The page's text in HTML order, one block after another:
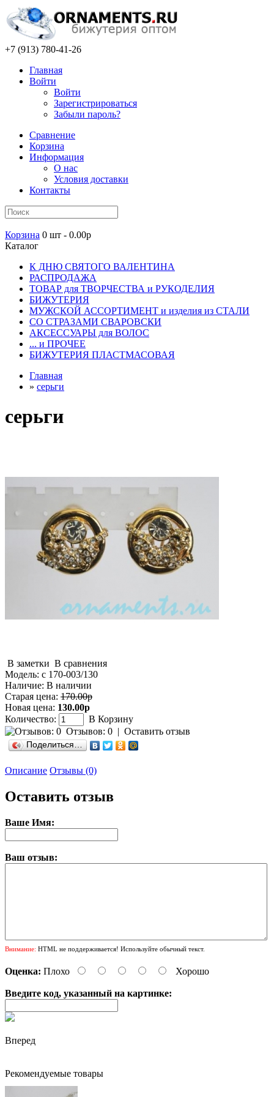
+7 (913) 780-41-26
Главная
Войти
Войти
Зарегистрироваться
Забыли пароль?
Сравнение
Корзина
Информация
О нас
Условия доставки
Контакты
Корзина 0 шт - 0.00р
Каталог
К ДНЮ СВЯТОГО ВАЛЕНТИНА
РАСПРОДАЖА
ТОВАР для ТВОРЧЕСТВА и РУКОДЕЛИЯ
БИЖУТЕРИЯ
МУЖСКОЙ АССОРТИМЕНТ и изделия из СТАЛИ
СО СТРАЗАМИ СВАРОВСКИ
АКСЕССУАРЫ для ВОЛОС
... и ПРОЧЕЕ
БИЖУТЕРИЯ ПЛАСТМАСОВАЯ
Главная
» серьги
серьги
В заметки В сравнения
Модель: с 170-003/130
Наличие: В наличии
Старая цена: 170.00р
Новая цена: 130.00р
Количество:
В Корзину
Отзывов: 0 | Оставить отзыв
Поделиться…
Описание Отзывы (0)
Оставить отзыв
Ваше Имя:
Ваш отзыв:
Внимание: HTML не поддерживается! Используйте обычный текст.
Оценка: Плохо Хорошо
Введите код, указанный на картинке:
Вперед
Рекомендуемые товары